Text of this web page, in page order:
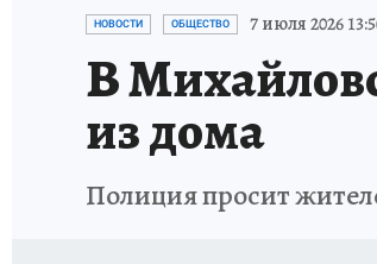
ЗАПОВЕДНАЯ РОССИЯ
НОВОСТИ ОБЩЕСТВО 7 июля 2026
В
из дома
Полиция просит